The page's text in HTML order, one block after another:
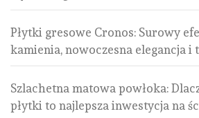
Płytki gresowe Cronos: Surowy
kamienia, nowoczesna elegancja i
Szlachetna matowa powłoka:
płytki to najlepsza inwestycja na